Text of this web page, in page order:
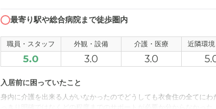
最寄り駅や総合病院まで徒歩圏内
職員・スタッフ 外観・設備 介護・医療 近隣環
5.0 3.0 3.0
入居前に困っていたこと
身内に介護を出来る人がいなかったのでどうしても衣食住の全てに